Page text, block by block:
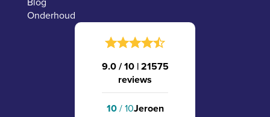
Onderhoud
9.0 / 10 |21575
reviews
10/ 10Jeroen